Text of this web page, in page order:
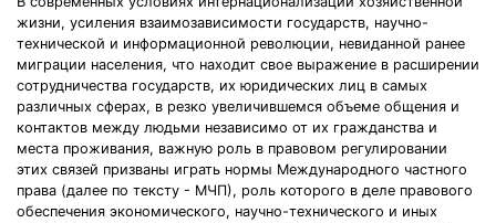
жизни, усиления взаимозависимости государств, научно-
технической и информационной революции, невиданной ранее
миграции населения, что находит свое выражение в расширении
сотрудничества государств, их юридических лиц в самых
различных сферах, в резко увеличившемся объеме общения и
контактов между людьми независимо от их гражданства и
места проживания, важную роль в правовом регулировании
этих связей призваны играть нормы Международного частного
права (далее по тексту - МЧП), роль которого в деле правового
обеспечения экономического, научно-технического и иных